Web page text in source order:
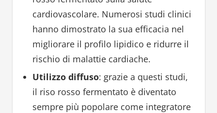
cardiovascolare. Numerosi studi clinici
hanno dimostrato la sua efficacia nel
migliorare il profilo lipidico e ridurre il
rischio di malattie cardiache.
Utilizzo diffuso: grazie a questi studi,
il riso rosso fermentato è diventato
sempre più popolare come integratore